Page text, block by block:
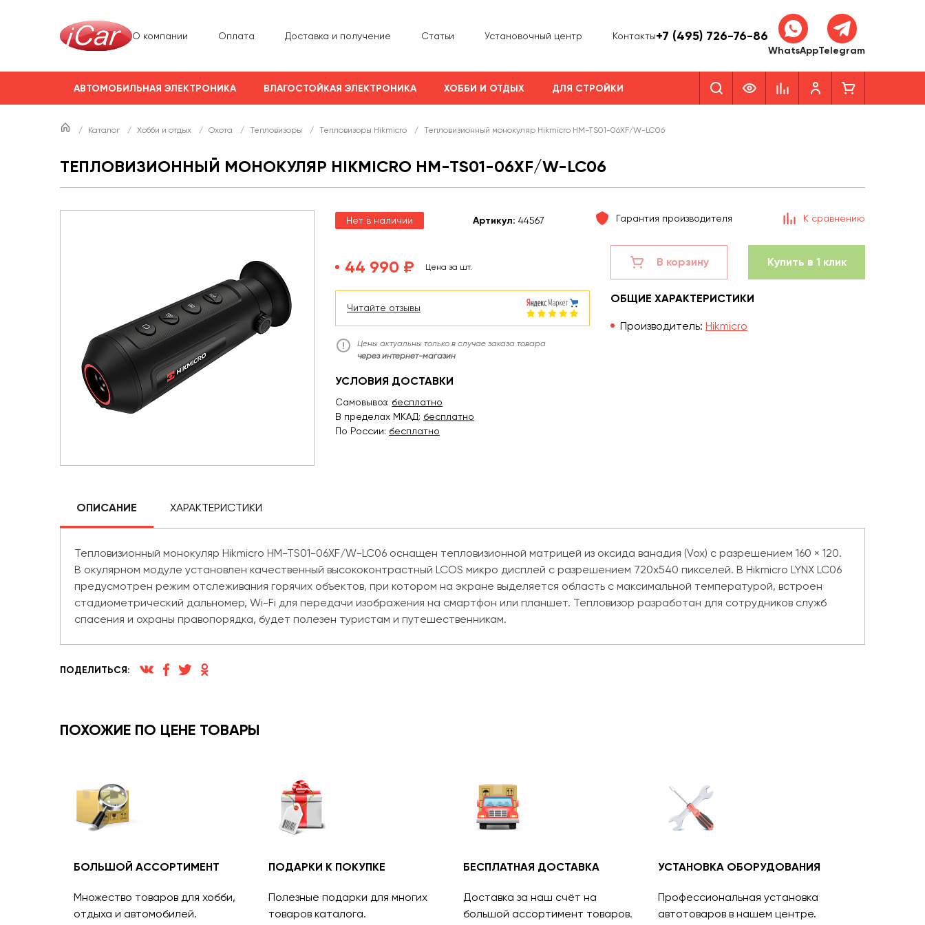
О компании Оплата Доставка и получение Статьи Установочный центр Контакты+7 (495) 726-76-86
WhatsAppTelegram
АВТОМОБИЛЬНАЯ ЭЛЕКТРОНИКА ВЛАГОСТОЙКАЯ ЭЛЕКТРОНИКА ХОББИ И ОТДЫХ ДЛЯ СТРОЙКИ
/ Каталог / Хобби и отдых / Охота / Тепловизоры / Тепловизоры Hikmicro / Тепловизионный монокуляр Hikmicro HM-TS01-06XF/W-LC06
ТЕПЛОВИЗИОННЫЙ МОНОКУЛЯР HIKMICRO HM-TS01-06XF/W-LC06
Нет в наличии Артикул: 44567 Гарантия производителя К сравнению
44 990 ₽ Цена за шт.
Читайте отзывы
Цены актуальны только в случае заказа товара
через интернет-магазин
УСЛОВИЯ ДОСТАВКИ
Самовывоз: бесплатно
В пределах МКАД: бесплатно
По России: бесплатно
В корзину Купить в 1 клик
ОБЩИЕ ХАРАКТЕРИСТИКИ
Производитель: Hikmicro
ОПИСАНИЕ ХАРАКТЕРИСТИКИ
Тепловизионный монокуляр Hikmicro HM-TS01-06XF/W-LC06 оснащен тепловизионной матрицей из оксида ванадия (Vox) с разрешением 160 × 120.
В окулярном модуле установлен качественный высококонтрастный LCOS микро дисплей с разрешением 720х540 пикселей. В Hikmicro LYNX LC06
предусмотрен режим отслеживания горячих объектов, при котором на экране выделяется область с максимальной температурой, встроен
стадиометрический дальномер, Wi-Fi для передачи изображения на смартфон или планшет. Тепловизор разработан для сотрудников служб
спасения и охраны правопорядка, будет полезен туристам и путешественникам.
ПОДЕЛИТЬСЯ:
ПОХОЖИЕ ПО ЦЕНЕ ТОВАРЫ
БОЛЬШОЙ АССОРТИМЕНТ
Множество товаров для хобби,
отдыха и автомобилей.
ПОДАРКИ К ПОКУПКЕ
Полезные подарки для многих
товаров каталога.
БЕСПЛАТНАЯ ДОСТАВКА
Доставка за наш счёт на
большой ассортимент товаров.
УСТАНОВКА ОБОРУДОВАНИЯ
Профессиональная установка
автотоваров в нашем центре.